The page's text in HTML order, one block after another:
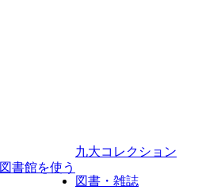
図書館を使う
九大コレクション
図書・雑誌